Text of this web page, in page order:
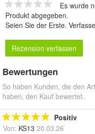
Es wurde
Produkt abgegeben.
Seien Sie der Erste.
Rezension verfassen
Bewertungen
So haben Kunden, die den
haben, den Kauf bewertet.
Positiv
Von: KS13 20.03.26